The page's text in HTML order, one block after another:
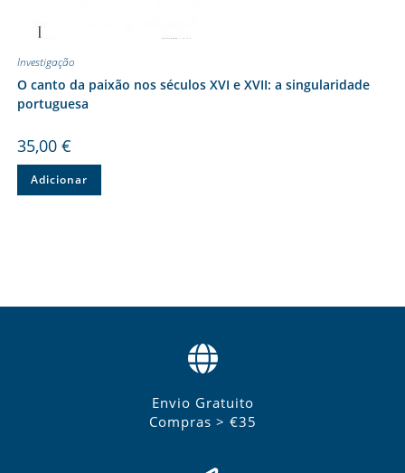
Investigação
O canto da paixão nos séculos XVI e XVII: a singularidade
portuguesa
35,00 €
Adicionar
Envio Gratuito
Compras > €35